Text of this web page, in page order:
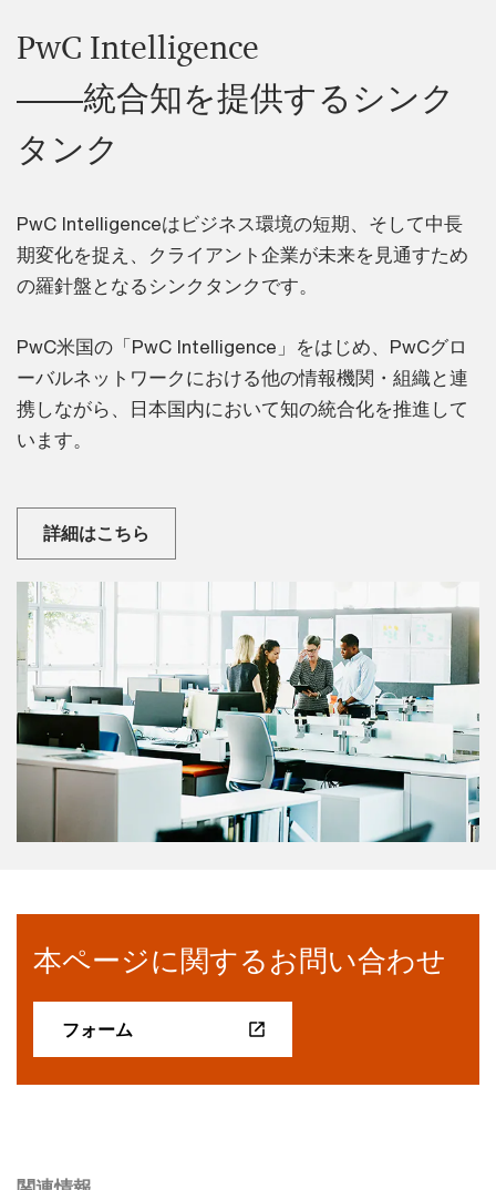
PwC Intelligence
――統合知を提供するシンク
タンク
PwC Intelligenceはビジネス環境の短期、そして中長
期変化を捉え、クライアント企業が未来を見通すため
の羅針盤となるシンクタンクです。
PwC米国の「PwC Intelligence」をはじめ、PwCグロ
ーバルネットワークにおける他の情報機関・組織と連
携しながら、日本国内において知の統合化を推進して
います。
詳細はこちら
本ページに関するお問い合わせ
フォーム